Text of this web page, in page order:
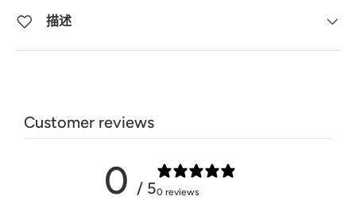
描述
Customer reviews
0 / 50 reviews